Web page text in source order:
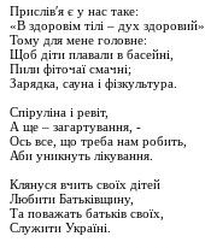
Прислів′я є у нас таке:
«В здоровім тілі – дух здоровий».
Тому для мене головне:
Щоб діти плавали в басейні,
Пили фіточаї смачні;
Зарядка, сауна і фізкультура.
Спіруліна і ревіт,
А ще – загартування, -
Ось все, що треба нам робить,
Аби уникнуть лікування.
Клянуся вчить своїх дітей
Любити Батьківщину,
Та поважать батьків своїх,
Служити Україні.